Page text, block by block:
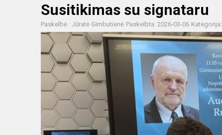
Susitikimas su signataru
Paskelbė : Jūratė Gimbutienė Paskelbta: 2026-03-06 Kategorija: